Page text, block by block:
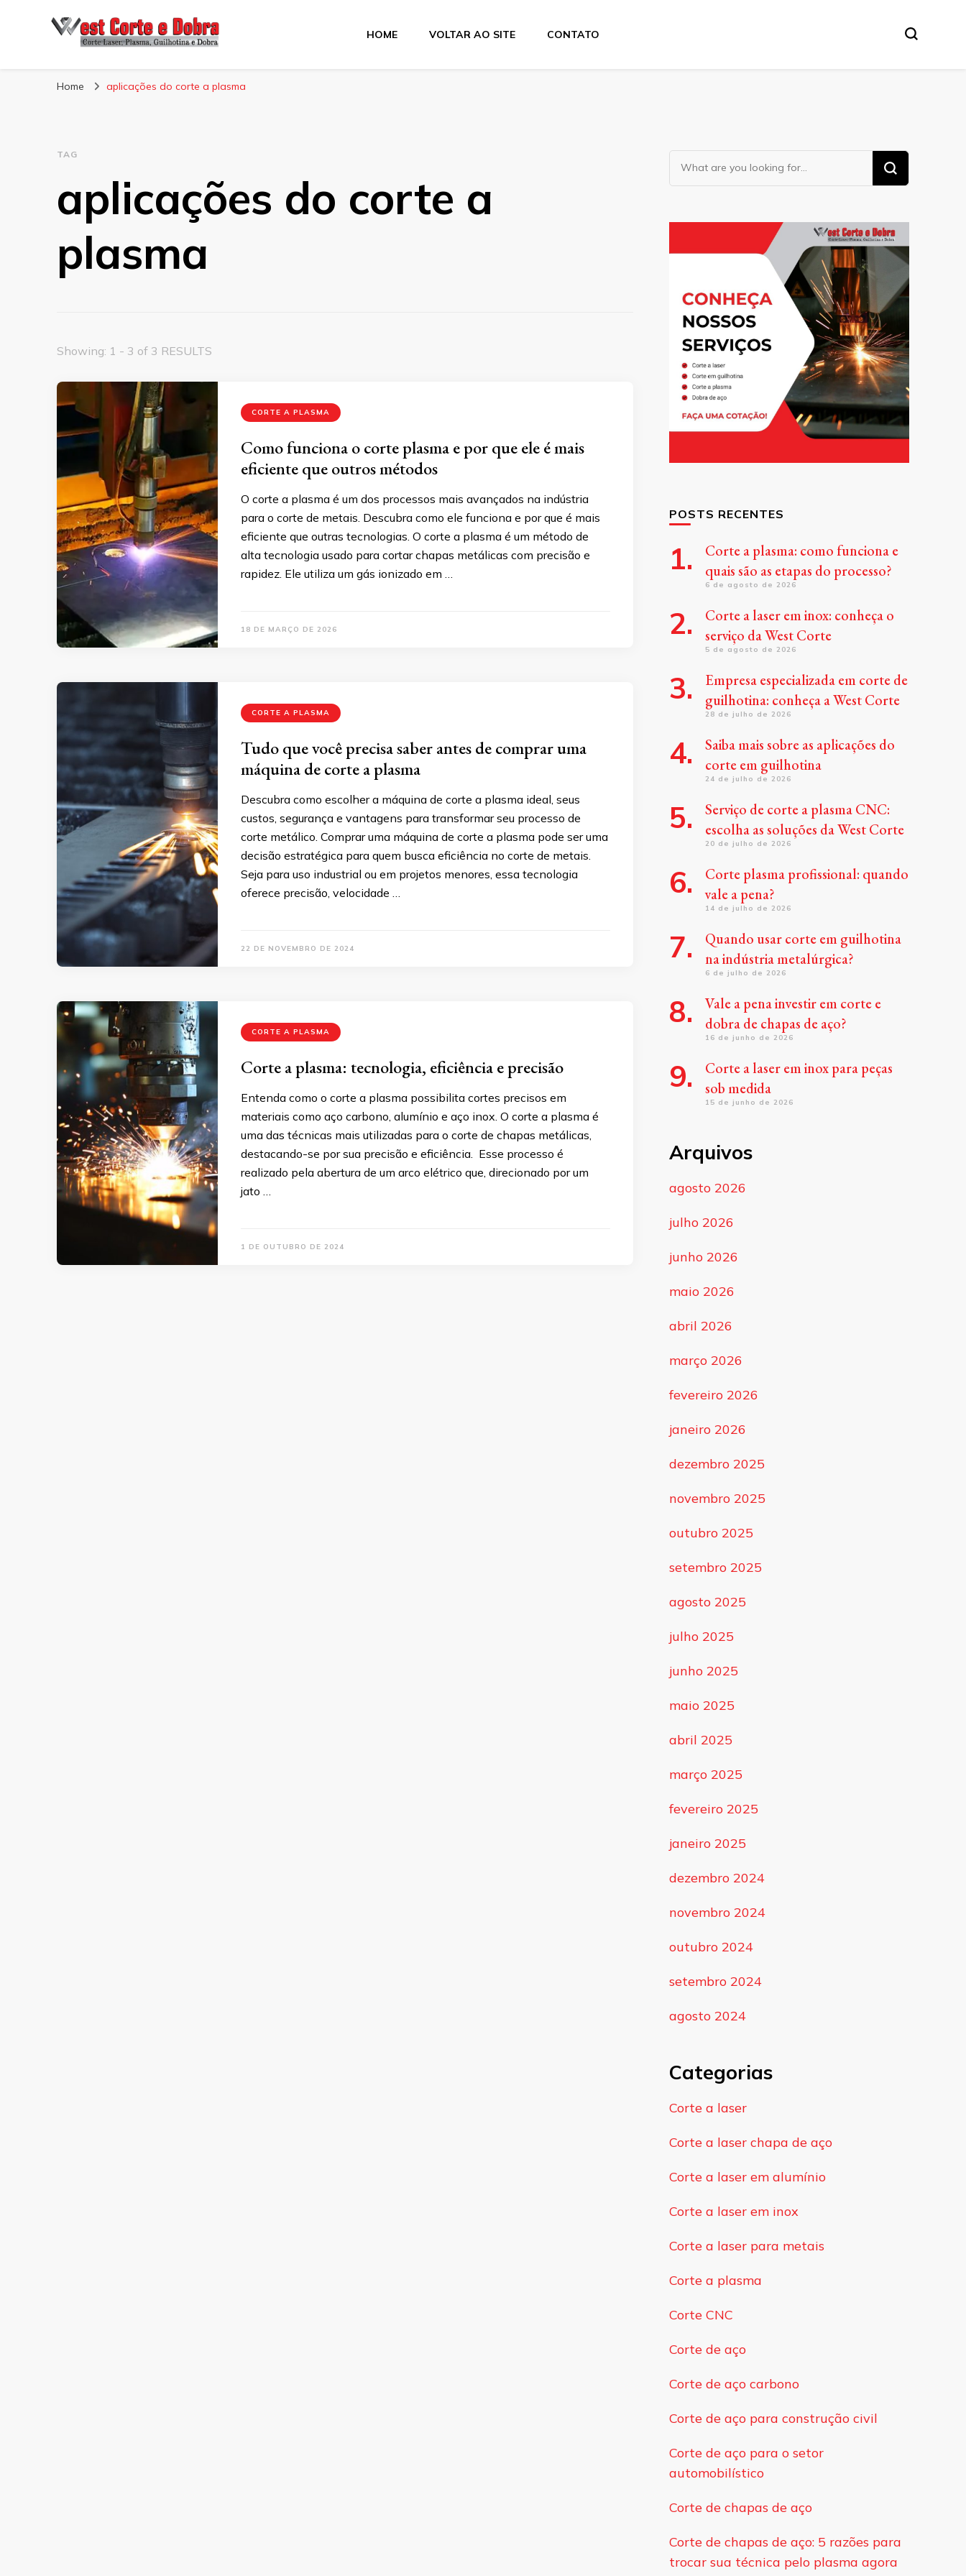
Blog West Corte e Dobra
HOME VOLTAR AO SITE CONTATO
Home aplicações do corte a plasma
TAG
aplicações do corte a
plasma
Showing: 1 - 3 of 3 RESULTS
CORTE A PLASMA
Como funciona o corte plasma e por que ele é mais
eficiente que outros métodos
O corte a plasma é um dos processos mais avançados na indústria
para o corte de metais. Descubra como ele funciona e por que é mais
eficiente que outras tecnologias. O corte a plasma é um método de
alta tecnologia usado para cortar chapas metálicas com precisão e
rapidez. Ele utiliza um gás ionizado em …
18 DE MARÇO DE 2026
CORTE A PLASMA
Tudo que você precisa saber antes de comprar uma
máquina de corte a plasma
Descubra como escolher a máquina de corte a plasma ideal, seus
custos, segurança e vantagens para transformar seu processo de
corte metálico. Comprar uma máquina de corte a plasma pode ser uma
decisão estratégica para quem busca eficiência no corte de metais.
Seja para uso industrial ou em projetos menores, essa tecnologia
oferece precisão, velocidade …
22 DE NOVEMBRO DE 2024
CORTE A PLASMA
Corte a plasma: tecnologia, eficiência e precisão
Entenda como o corte a plasma possibilita cortes precisos em
materiais como aço carbono, alumínio e aço inox. O corte a plasma é
uma das técnicas mais utilizadas para o corte de chapas metálicas,
destacando-se por sua precisão e eficiência. Esse processo é
realizado pela abertura de um arco elétrico que, direcionado por um
jato …
1 DE OUTUBRO DE 2024
Looking
for
POSTS RECENTES
Corte a plasma: como funciona e
quais são as etapas do processo?
6 de agosto de 2026
Corte a laser em inox: conheça o
serviço da West Corte
5 de agosto de 2026
Empresa especializada em corte de
guilhotina: conheça a West Corte
28 de julho de 2026
Saiba mais sobre as aplicações do
corte em guilhotina
24 de julho de 2026
Serviço de corte a plasma CNC:
escolha as soluções da West Corte
20 de julho de 2026
Corte plasma profissional: quando
vale a pena?
14 de julho de 2026
Quando usar corte em guilhotina
na indústria metalúrgica?
6 de julho de 2026
Vale a pena investir em corte e
dobra de chapas de aço?
16 de junho de 2026
Corte a laser em inox para peças
sob medida
15 de junho de 2026
Arquivos
agosto 2026
julho 2026
junho 2026
maio 2026
abril 2026
março 2026
fevereiro 2026
janeiro 2026
dezembro 2025
novembro 2025
outubro 2025
setembro 2025
agosto 2025
julho 2025
junho 2025
maio 2025
abril 2025
março 2025
fevereiro 2025
janeiro 2025
dezembro 2024
novembro 2024
outubro 2024
setembro 2024
agosto 2024
Categorias
Corte a laser
Corte a laser chapa de aço
Corte a laser em alumínio
Corte a laser em inox
Corte a laser para metais
Corte a plasma
Corte CNC
Corte de aço
Corte de aço carbono
Corte de aço para construção civil
Corte de aço para o setor
automobilístico
Corte de chapas de aço
Corte de chapas de aço: 5 razões para
trocar sua técnica pelo plasma agora